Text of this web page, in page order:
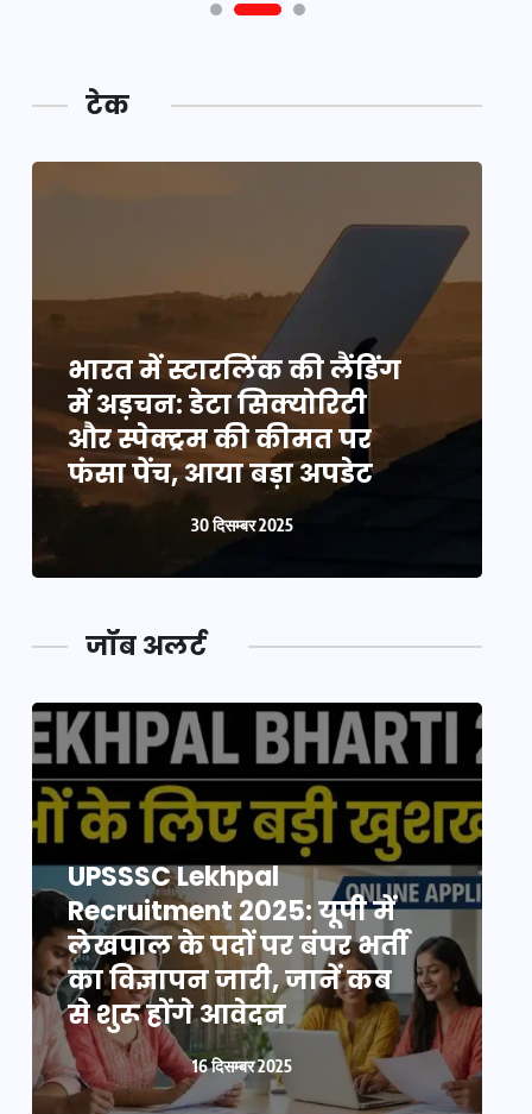
टेक
भारत में स्टारलिंक की लैंडिंग
में अड़चन: डेटा सिक्योरिटी
और स्पेक्ट्रम की कीमत पर
फंसा पेंच, आया बड़ा अपडेट
30 दिसम्बर 2025
जॉब अलर्ट
UPSSSC Lekhpal
Recruitment 2025: यूपी में
लेखपाल के पदों पर बंपर भर्ती
का विज्ञापन जारी, जानें कब
से शुरू होंगे आवेदन
16 दिसम्बर 2025